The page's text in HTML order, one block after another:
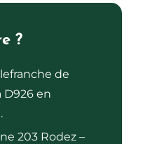
?
de
en
203 Rodez –